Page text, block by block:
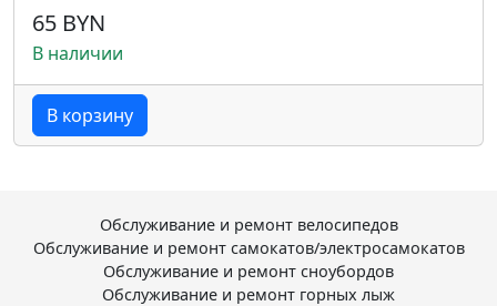
65 BYN
В наличии
В корзину
Обслуживание и ремонт велосипедов
Обслуживание и ремонт самокатов/электросамокатов
Обслуживание и ремонт сноубордов
Обслуживание и ремонт горных лыж